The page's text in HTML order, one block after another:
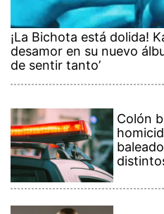
¡La Bichota está dolida!
desamor en su nuevo
de sentir tanto’
Colón